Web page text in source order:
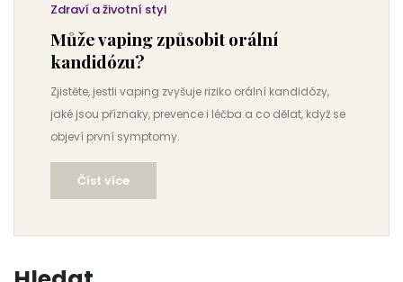
Zdraví a životní styl
Může vaping způsobit orální
kandidózu?
Zjistěte, jestli vaping zvyšuje riziko orální kandidózy,
jaké jsou příznaky, prevence i léčba a co dělat, když se
objeví první symptomy.
Číst více